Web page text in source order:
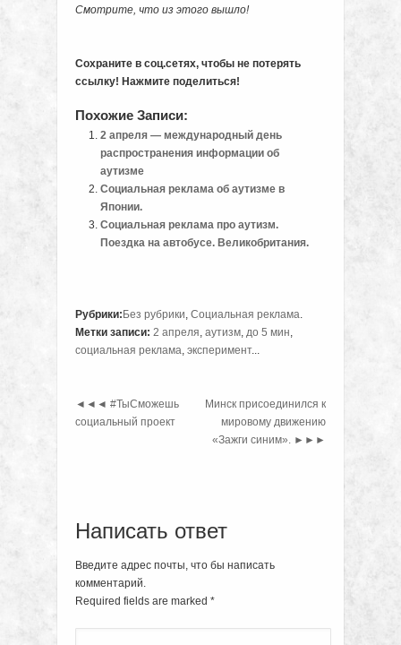
Смотрите, что из этого вышло!
Сохраните в соц.сетях, чтобы не потерять
ссылку! Нажмите поделиться!
Похожие Записи:
2 апреля — международный день
распространения информации об
аутизме
Социальная реклама об аутизме в
Японии.
Социальная реклама про аутизм.
Поездка на автобусе. Великобритания.
Рубрики: Без рубрики, Социальная реклама.
Метки записи: 2 апреля, аутизм, до 5 мин,
социальная реклама, эксперимент...
◄◄◄ #ТыCможешь
социальный проект
Минск присоединился к
мировому движению
«Зажги синим». ►►►
Написать ответ
Введите адрес почты, что бы написать
комментарий.
Required fields are marked *